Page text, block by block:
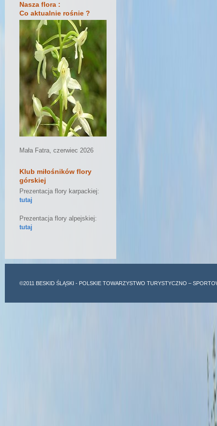
Nasza flora :
Co aktualnie rośnie ?
Mała Fatra, czerwiec 2026
Klub miłośników flory
górskiej
Prezentacja flory karpackiej:
tutaj
Prezentacja flory alpejskiej:
tutaj
©2011 BESKID ŚLĄSKI - POLSKIE TOWARZYSTWO TURYSTYCZNO –